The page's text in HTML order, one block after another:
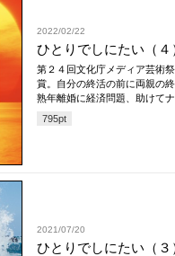
2022/02/22
ひとりでしにたい（４
第２４回文化庁メディア芸術
賞。自分の終活の前に両親の終
熟年離婚に経済問題、助けてナ
795pt
2021/07/20
ひとりでしにたい（３